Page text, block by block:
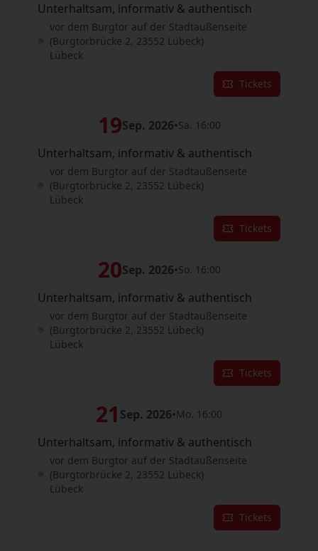
Unterhaltsam, informativ & authentisch
vor dem Burgtor auf der Stadtaußenseite
(Burgtorbrücke 2, 23552 Lübeck)
Lübeck
Tickets
19Sep. 2026•Sa. 16:00
Unterhaltsam, informativ & authentisch
vor dem Burgtor auf der Stadtaußenseite
(Burgtorbrücke 2, 23552 Lübeck)
Lübeck
Tickets
20Sep. 2026•So. 16:00
Unterhaltsam, informativ & authentisch
vor dem Burgtor auf der Stadtaußenseite
(Burgtorbrücke 2, 23552 Lübeck)
Lübeck
Tickets
21 Sep. 2026•Mo. 16:00
Unterhaltsam, informativ & authentisch
vor dem Burgtor auf der Stadtaußenseite
(Burgtorbrücke 2, 23552 Lübeck)
Lübeck
Tickets